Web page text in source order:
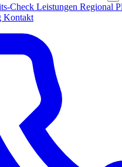
Check Leistungen Regional
Kontakt